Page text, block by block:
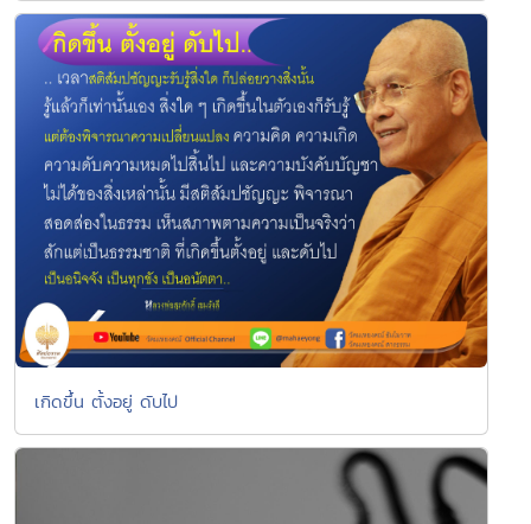
เกิดขึ้น ตั้งอยู่ ดับไป